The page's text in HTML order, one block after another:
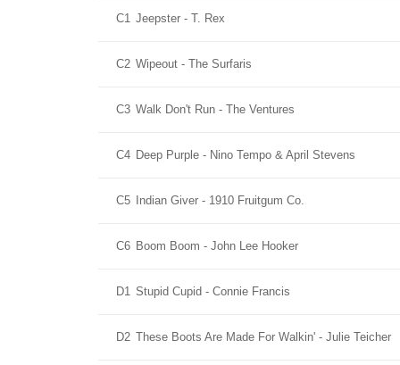
C1 Jeepster - T. Rex
C2 Wipeout - The Surfaris
C3 Walk Don't Run - The Ventures
C4 Deep Purple - Nino Tempo & April Stevens
C5 Indian Giver - 1910 Fruitgum Co.
C6 Boom Boom - John Lee Hooker
D1 Stupid Cupid - Connie Francis
D2 These Boots Are Made For Walkin' - Julie Teicher